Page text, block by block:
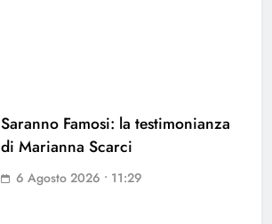
Saranno Famosi: la testimonianza
di Marianna Scarci
6 Agosto 2026 • 11:29